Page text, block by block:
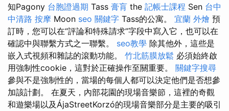
知Pagony 台胞證過期 Tass 膏肓 the 記帳士課程 Sen 台中
中清路 按摩 Moon seo 關鍵字 Tass的公寓。 宜蘭 外燴 預
訂時，您可以在“評論和特殊請求”字段中寫入它，也可以在
確認中與聯繫方式之一聯繫。 seo教學 除其他外，這些是
嵌入式視頻和雜誌的滾動功能。 竹北筋膜放鬆 必須始終啟
用強制性cookie，這對於正確操作至關重要。 關鍵字搜尋
參與不是強制性的，當場的每個人都可以決定他們是否想參
加該計劃。 在夏天，內部花園的現場音樂節，這裡的奇觀
和遊樂場以及ÁjaStreetKorzó的現場音樂部分是主要的吸引